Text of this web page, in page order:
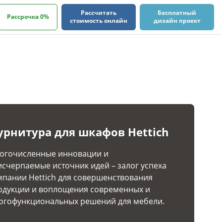
Рассрочка 0%
Рассчитать
стоимость онлайн
Бесплатный
дизайн проект
для шкафов Hettich
инновации и
источник идей – залог успеха
Hettich для совершенствования
и воплощения современных и
решений для мебели.